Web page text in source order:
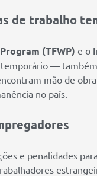
de trabalho
(TFWP) e o
—
mão de
no país.
e penalidades